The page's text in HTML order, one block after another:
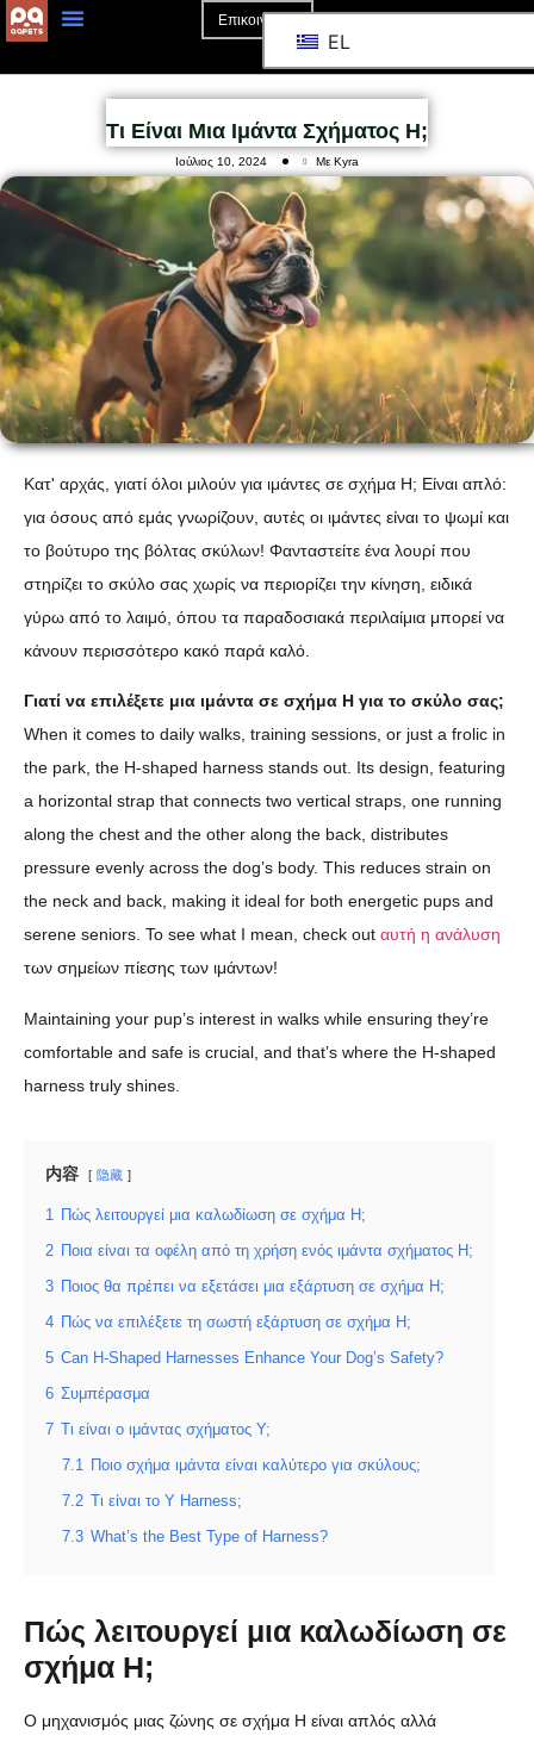
Επικοινωνία
EL
Τι Είναι Μια Ιμάντα Σχήματος H;
Ιούλιος 10, 2024 Με Kyra
Κατ' αρχάς, γιατί όλοι μιλούν για ιμάντες σε σχήμα Η; Είναι απλό:
για όσους από εμάς γνωρίζουν, αυτές οι ιμάντες είναι το ψωμί και
το βούτυρο της βόλτας σκύλων! Φανταστείτε ένα λουρί που
στηρίζει το σκύλο σας χωρίς να περιορίζει την κίνηση, ειδικά
γύρω από το λαιμό, όπου τα παραδοσιακά περιλαίμια μπορεί να
κάνουν περισσότερο κακό παρά καλό.
Γιατί να επιλέξετε μια ιμάντα σε σχήμα H για το σκύλο σας;
When it comes to daily walks, training sessions, or just a frolic in
the park, the H-shaped harness stands out. Its design, featuring
a horizontal strap that connects two vertical straps, one running
along the chest and the other along the back, distributes
pressure evenly across the dog’s body. This reduces strain on
the neck and back, making it ideal for both energetic pups and
serene seniors. To see what I mean, check out αυτή η ανάλυση
των σημείων πίεσης των ιμάντων!
Maintaining your pup’s interest in walks while ensuring they’re
comfortable and safe is crucial, and that’s where the H-shaped
harness truly shines.
内容 隐藏
1 Πώς λειτουργεί μια καλωδίωση σε σχήμα H;
2 Ποια είναι τα οφέλη από τη χρήση ενός ιμάντα σχήματος H;
3 Ποιος θα πρέπει να εξετάσει μια εξάρτυση σε σχήμα H;
4 Πώς να επιλέξετε τη σωστή εξάρτυση σε σχήμα H;
5 Can H-Shaped Harnesses Enhance Your Dog’s Safety?
6 Συμπέρασμα
7 Τι είναι ο ιμάντας σχήματος Υ;
7.1 Ποιο σχήμα ιμάντα είναι καλύτερο για σκύλους;
7.2 Τι είναι το Y Harness;
7.3 What’s the Best Type of Harness?
Πώς λειτουργεί μια καλωδίωση σε
σχήμα H;
Ο μηχανισμός μιας ζώνης σε σχήμα H είναι απλός αλλά